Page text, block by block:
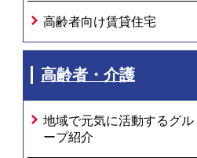
高齢者向け賃貸住宅
高齢者・介護
地域で元気に活動するグル
ープ紹介